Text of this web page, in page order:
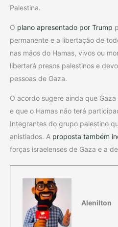
Palestina.
O plano apresentado por Trump
permanente e a libertação de
nas mãos do Hamas, vivos ou
libertará presos palestinos e
pessoas de Gaza.
O acordo sugere ainda que
e que o Hamas não terá
Integrantes do grupo palestino
anistiados. A proposta também
forças israelenses de Gaza e a
Alenilton